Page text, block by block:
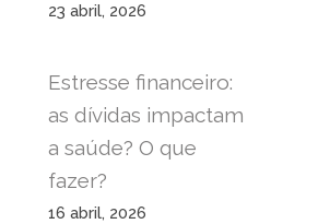
23 abril, 2026
Estresse financeiro:
as dívidas impactam
a saúde? O que
fazer?
16 abril, 2026